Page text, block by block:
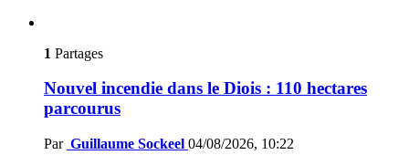
1 Partages
Nouvel incendie dans le Diois : 110 hectares
parcourus
Par Guillaume Sockeel 04/08/2026, 10:22